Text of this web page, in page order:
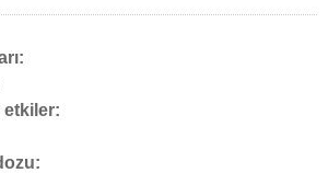
etkiler: